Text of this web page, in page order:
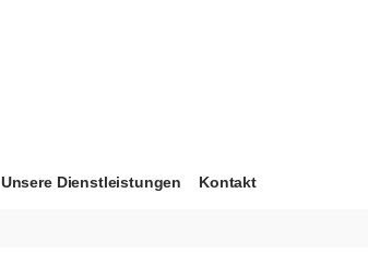
Unsere Dienstleistungen Kontakt